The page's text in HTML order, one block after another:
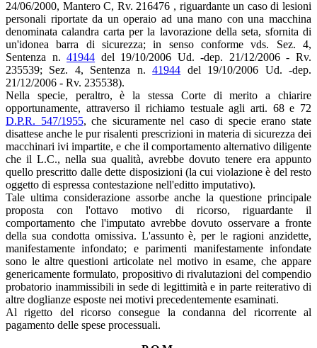
24/06/2000, Mantero C, Rv. 216476 , riguardante un caso di lesioni
personali riportate da un operaio ad una mano con una macchina
denominata calandra carta per la lavorazione della seta, sfornita di
un'idonea barra di sicurezza; in senso conforme vds. Sez. 4,
Sentenza n.41944 del 19/10/2006 Ud. -dep. 21/12/2006 - Rv.
235539; Sez. 4, Sentenza n.41944 del 19/10/2006 Ud. -dep.
21/12/2006 - Rv. 235538).
Nella specie, peraltro, è la stessa Corte di merito a chiarire
opportunamente, attraverso il richiamo testuale agli arti. 68 e 72
D.P.R. 547/1955, che sicuramente nel caso di specie erano state
disattese anche le pur risalenti prescrizioni in materia di sicurezza dei
macchinari ivi impartite, e che il comportamento alternativo diligente
che il L.C., nella sua qualità, avrebbe dovuto tenere era appunto
quello prescritto dalle dette disposizioni (la cui violazione è del resto
oggetto di espressa contestazione nell'editto imputativo).
Tale ultima considerazione assorbe anche la questione principale
proposta con l'ottavo motivo di ricorso, riguardante il
comportamento che l'imputato avrebbe dovuto osservare a fronte
della sua condotta omissiva. L'assunto è, per le ragioni anzidette,
manifestamente infondato; e parimenti manifestamente infondate
sono le altre questioni articolate nel motivo in esame, che appare
genericamente formulato, propositivo di rivalutazioni del compendio
probatorio inammissibili in sede di legittimità e in parte reiterativo di
altre doglianze esposte nei motivi precedentemente esaminati.
Al rigetto del ricorso consegue la condanna del ricorrente al
pagamento delle spese processuali.